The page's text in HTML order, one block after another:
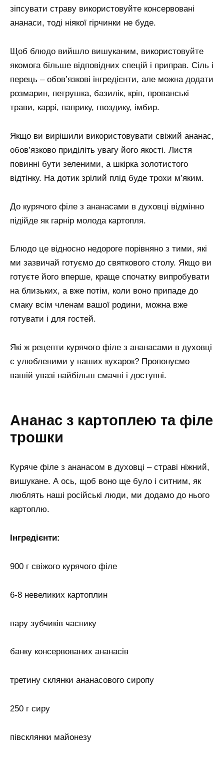
зіпсувати страву використовуйте консервовані
ананаси, тоді ніякої гірчинки не буде.
Щоб блюдо вийшло вишуканим, використовуйте
якомога більше відповідних спецій і приправ. Сіль і
перець – обов’язкові інгредієнти, але можна додати
розмарин, петрушка, базилік, кріп, прованські
трави, каррі, паприку, гвоздику, імбир.
Якщо ви вирішили використовувати свіжий ананас,
обов’язково приділіть увагу його якості. Листя
повинні бути зеленими, а шкірка золотистого
відтінку. На дотик зрілий плід буде трохи м’яким.
До курячого філе з ананасами в духовці відмінно
підійде як гарнір молода картопля.
Блюдо це відносно недороге порівняно з тими, які
ми зазвичай готуємо до святкового столу. Якщо ви
готуєте його вперше, краще спочатку випробувати
на близьких, а вже потім, коли воно припаде до
смаку всім членам вашої родини, можна вже
готувати і для гостей.
Які ж рецепти курячого філе з ананасами в духовці
є улюбленими у наших кухарок? Пропонуємо
вашій увазі найбільш смачні і доступні.
Ананас з картоплею та філе
трошки
Куряче філе з ананасом в духовці – страві ніжний,
вишукане. А ось, щоб воно ще було і ситним, як
люблять наші російські люди, ми додамо до нього
картоплю.
Інгредієнти:
900 г свіжого курячого філе
6-8 невеликих картоплин
пару зубчиків часнику
банку консервованих ананасів
третину склянки ананасового сиропу
250 г сиру
півсклянки майонезу